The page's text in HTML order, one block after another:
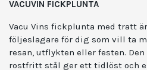
VACUVIN FICKPLUNTA
Vacu Vins fickplunta med tratt
följeslagare för dig som vill ta
resan, utflykten eller festen.
rostfritt stål ger ett tidlöst och